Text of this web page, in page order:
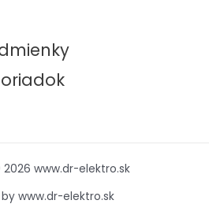
www.dr-elektro.sk
www.dr-elektro.sk